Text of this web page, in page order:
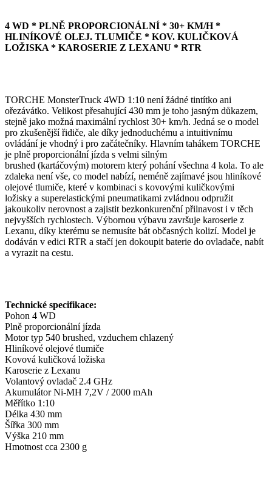
4 WD * PLNĚ PROPORCIONÁLNÍ * 30+ KM/H *
HLINÍKOVÉ OLEJ. TLUMIČE * KOV. KULIČKOVÁ
LOŽISKA * KAROSERIE Z LEXANU * RTR
TORCHE MonsterTruck 4WD 1:10 není žádné tintítko ani
ořezávátko. Velikost přesahující 430 mm je toho jasným důkazem,
stejně jako možná maximální rychlost 30+ km/h. Jedná se o model
pro zkušenější řidiče, ale díky jednoduchému a intuitivnímu
ovládání je vhodný i pro začátečníky. Hlavním tahákem TORCHE
je plně proporcionální jízda s velmi silným
brushed (kartáčovým) motorem který pohání všechna 4 kola. To ale
zdaleka není vše, co model nabízí, neméně zajímavé jsou hliníkové
olejové tlumiče, které v kombinaci s kovovými kuličkovými
ložisky a superelastickými pneumatikami zvládnou odpružit
jakoukoliv nerovnost a zajistit bezkonkurenční přilnavost i v těch
nejvyšších rychlostech. Výbornou výbavu završuje karoserie z
Lexanu, díky kterému se nemusíte bát občasných kolizí. Model je
dodáván v edici RTR a stačí jen dokoupit baterie do ovladače, nabít
a vyrazit na cestu.
Technické specifikace:
Pohon 4 WD
Plně proporcionální jízda
Motor typ 540 brushed, vzduchem chlazený
Hliníkové olejové tlumiče
Kovová kuličková ložiska
Karoserie z Lexanu
Volantový ovladač 2.4 GHz
Akumulátor Ni-MH 7,2V / 2000 mAh
Měřítko 1:10
Délka 430 mm
Šířka 300 mm
Výška 210 mm
Hmotnost cca 2300 g